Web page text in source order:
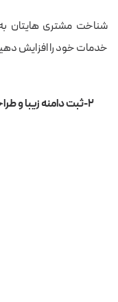
شناخت مشتری هایتان
خدمات خود را افزایش
۲-ثبت دامنه زیبا و طراحی خیره کننده